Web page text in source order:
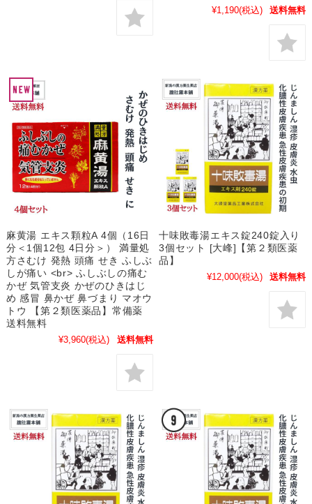
¥1,190(税込) 送料無料
麻黄湯 エキス顆粒A 4個（16日
分＜1個12包 4日分＞） 満量処
方さむけ 発熱 頭痛 せき ふしぶ
しが痛い <br> ふしぶしの痛む
かぜ 気管支炎 かぜのひきはじ
め 感冒 鼻かぜ 鼻づまり マオウ
トウ 【第２類医薬品】常備薬
送料無料
¥3,960(税込) 送料無料
十味敗毒湯エキス錠240錠入り
3個セット [大峰]【第２類医薬
品】
¥12,000(税込) 送料無料